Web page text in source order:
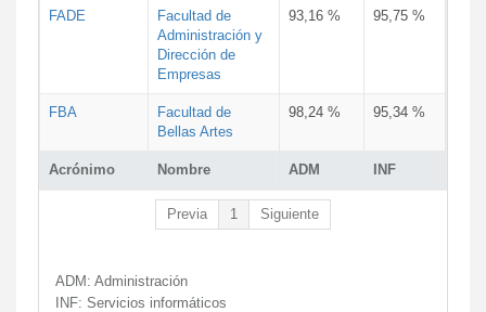
Acrónimo Nombre ADM INF
FADE
Facultad de
Administración y
Dirección de
Empresas
93,16 % 95,75 %
FBA
Facultad de
Bellas Artes
98,24 % 95,34 %
Previa 1 Siguiente
ADM: Administración
INF: Servicios informáticos